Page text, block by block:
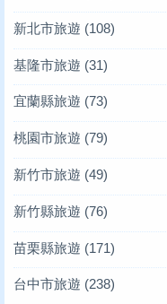
新北市旅遊 (108)
基隆市旅遊 (31)
宜蘭縣旅遊 (73)
桃園市旅遊 (79)
新竹市旅遊 (49)
新竹縣旅遊 (76)
苗栗縣旅遊 (171)
台中市旅遊 (238)